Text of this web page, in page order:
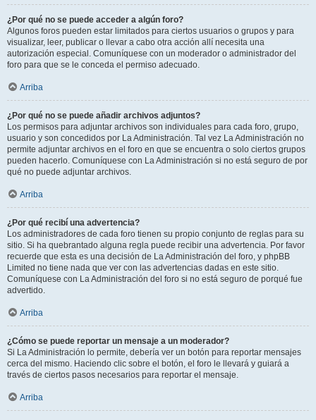
¿Por qué no se puede acceder a algún foro?
Algunos foros pueden estar limitados para ciertos usuarios o grupos y para
visualizar, leer, publicar o llevar a cabo otra acción allí necesita una
autorización especial. Comuníquese con un moderador o administrador del
foro para que se le conceda el permiso adecuado.
Arriba
¿Por qué no se puede añadir archivos adjuntos?
Los permisos para adjuntar archivos son individuales para cada foro, grupo,
usuario y son concedidos por La Administración. Tal vez La Administración no
permite adjuntar archivos en el foro en que se encuentra o solo ciertos grupos
pueden hacerlo. Comuníquese con La Administración si no está seguro de por
qué no puede adjuntar archivos.
Arriba
¿Por qué recibí una advertencia?
Los administradores de cada foro tienen su propio conjunto de reglas para su
sitio. Si ha quebrantado alguna regla puede recibir una advertencia. Por favor
recuerde que esta es una decisión de La Administración del foro, y phpBB
Limited no tiene nada que ver con las advertencias dadas en este sitio.
Comuníquese con La Administración del foro si no está seguro de porqué fue
advertido.
Arriba
¿Cómo se puede reportar un mensaje a un moderador?
Si La Administración lo permite, debería ver un botón para reportar mensajes
cerca del mismo. Haciendo clic sobre el botón, el foro le llevará y guiará a
través de ciertos pasos necesarios para reportar el mensaje.
Arriba